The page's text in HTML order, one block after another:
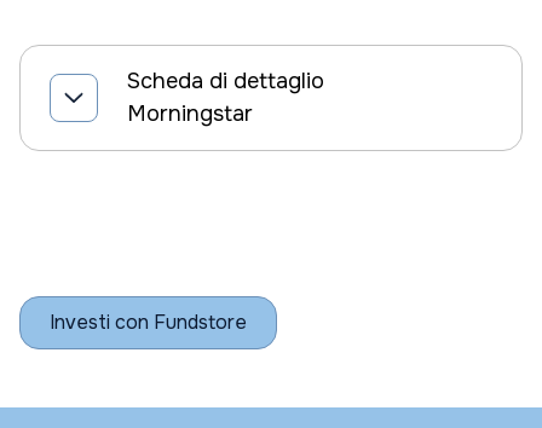
Scheda di dettaglio
Morningstar
Investi con Fundstore